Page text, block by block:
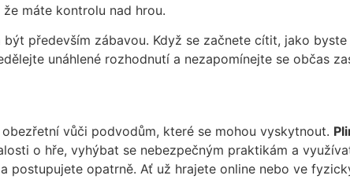
máte kontrolu nad hrou.
především zábavou. Když se začnete cítit, jako
unáhlené rozhodnutí a nezapomínejte se občas
vůči podvodům, které se mohou vyskytnout.
o hře, vyhýbat se nebezpečným praktikám a
postupujete opatrně. Ať už hrajete online nebo ve